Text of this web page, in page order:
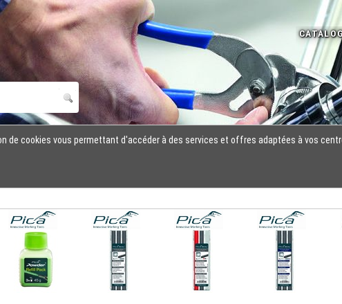
de cookies vous permettant d'accéder à des services et offres adaptées à vos